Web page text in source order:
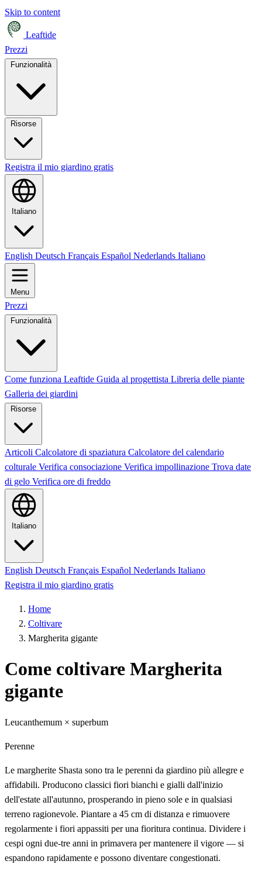
Skip to content
Leaftide
Prezzi
Funzionalità
Registra il mio giardino gratis
Italiano
English Deutsch Français Español Nederlands Italiano
Menu
Prezzi
Funzionalità
Come funziona Leaftide Guida al progettista Libreria delle piante
Galleria dei giardini
Risorse
Articoli Calcolatore di spaziatura Calcolatore del calendario
colturale Verifica consociazione Verifica impollinazione Trova date
di gelo Verifica ore di freddo
Italiano
English Deutsch Français Español Nederlands Italiano
Registra il mio giardino gratis
Home
Coltivare
Margherita gigante
Come coltivare Margherita
gigante
Leucanthemum × superbum
Perenne
Le margherite Shasta sono tra le perenni da giardino più allegre e
affidabili. Producono classici fiori bianchi e gialli dall'inizio
dell'estate all'autunno, prosperando in pieno sole e in qualsiasi
terreno ragionevole. Piantare a 45 cm di distanza e rimuovere
regolarmente i fiori appassiti per una fioritura continua. Dividere i
cespi ogni due-tre anni in primavera per mantenere il vigore — si
espandono rapidamente e possono diventare congestionati.